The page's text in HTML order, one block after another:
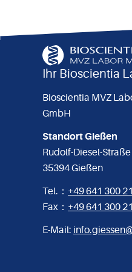
Ihr Bioscientia
Bioscientia MVZ
GmbH
Standort Gießen
Rudolf-Diesel-Straße
35394 Gießen
Tel.： +49 641 300
Fax： +49 641 300
E-Mail: